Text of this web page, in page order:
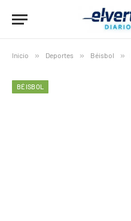
Inicio » Deportes » Béisbol »
BÉISBOL